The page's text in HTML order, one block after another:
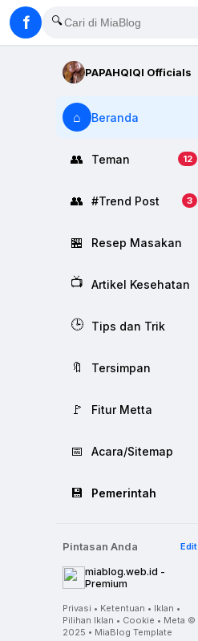
f 🔍
PAPAHQIQI Officials
⌂ Beranda
👥 Teman 12
👥 #Trend Post 3
🏪 Resep Masakan
📺 Artikel Kesehatan
🕒 Tips dan Trik
🔖 Tersimpan
🚩 Fitur Metta
📅 Acara/Sitemap
💾 Pemerintah
Pintasan Anda Edit
miablog.web.id -
Premium
Privasi • Ketentuan • Iklan •
Pilihan Iklan • Cookie • Meta ©
2025 • MiaBlog Template